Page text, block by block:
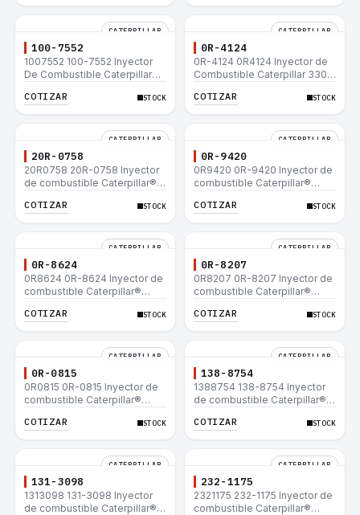
CATERPILLAR
100-7552
1007552 100-7552 Inyector
De Combustible Caterpillar®
12H 140G 950B
COTIZAR STOCK
CATERPILLAR
0R-4124
0R-4124 0R4124 Inyector de
Combustible Caterpillar 3306
160H D6R D6H D6R
COTIZAR STOCK
CATERPILLAR
20R-0758
20R0758 20R-0758 Inyector
de combustible Caterpillar®
657E 631E 988F II
COTIZAR STOCK
CATERPILLAR
0R-9420
0R9420 0R-9420 Inyector de
combustible Caterpillar®
657E 631E 988F II
COTIZAR STOCK
CATERPILLAR
0R-8624
0R8624 0R-8624 Inyector de
combustible Caterpillar®
657E 631E 988F II
COTIZAR STOCK
CATERPILLAR
0R-8207
0R8207 0R-8207 Inyector de
combustible Caterpillar®
657E 631E 988F II
COTIZAR STOCK
CATERPILLAR
0R-0815
0R0815 0R-0815 Inyector de
combustible Caterpillar®
657E 631E 988F II
COTIZAR STOCK
CATERPILLAR
138-8754
1388754 138-8754 Inyector
de combustible Caterpillar®
657E 631E 988F II
COTIZAR STOCK
CATERPILLAR
131-3098
1313098 131-3098 Inyector
de combustible Caterpillar®
CATERPILLAR
232-1175
2321175 232-1175 Inyector de
combustible Caterpillar®